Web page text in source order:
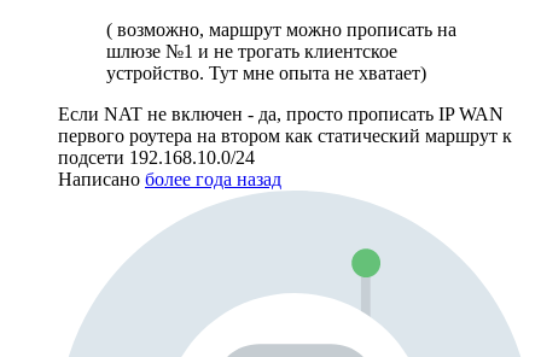
( возможно, маршрут можно прописать на
шлюзе №1 и не трогать клиентское
устройство. Тут мне опыта не хватает)
Если NAT не включен - да, просто прописать IP WAN
первого роутера на втором как статический маршрут к
подсети 192.168.10.0/24
Написано более года назад